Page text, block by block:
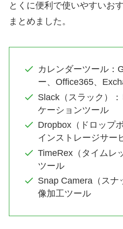
とくに便利で使いやすいお
まとめました。
カレンダーツール：
ー、Office365、
Slack（スラック）
ケーションツール
Dropbox（ドロップ
インストレージサー
TimeRex（タイムレ
ツール
Snap Camera（スナ
像加工ツール